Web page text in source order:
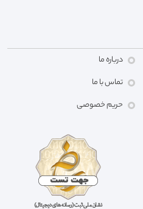
درباره ما
تماس با ما
حریم خصوصی